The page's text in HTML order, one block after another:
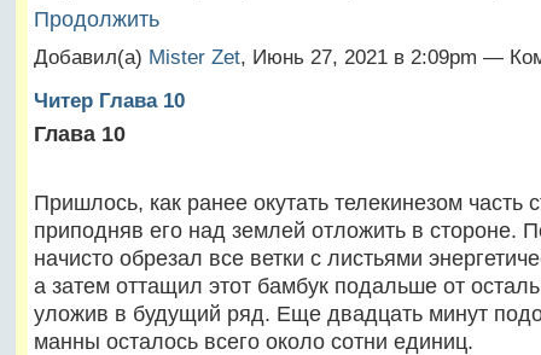
Продолжить
Добавил(а) Mister Zet, Июнь 27, 2021 в 2:09pm —
Читер Глава 10
Глава 10
Пришлось, как ранее окутать телекинезом часть
приподняв его над землей отложить в стороне.
начисто обрезал все ветки с листьями
а затем оттащил этот бамбук подальше от
уложив в будущий ряд. Еще двадцать минут
манны осталось всего около сотни единиц.